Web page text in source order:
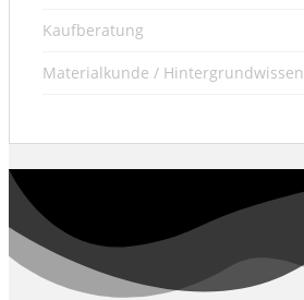
Kaufberatung
Materialkunde / Hintergrundwissen